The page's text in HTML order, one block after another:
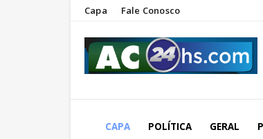
Capa Fale Conosco
CAPA POLÍTICA GERAL